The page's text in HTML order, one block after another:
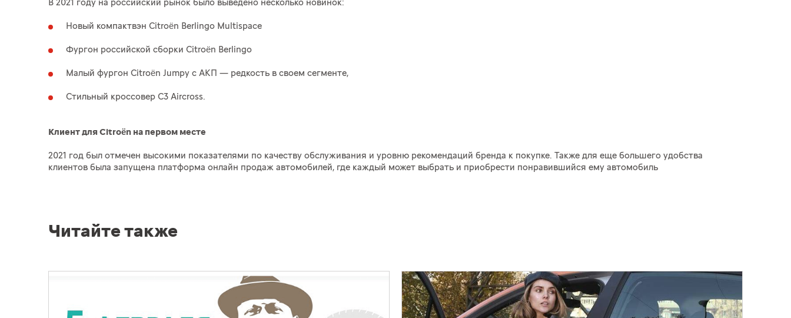
В 2021 году на российский рынок было выведено несколько новинок:
Новый компактвэн Citroën Berlingo Multispace
Фургон российской сборки Citroën Berlingо
Малый фургон Citroën Jumpy с АКП — редкость в своем сегменте,
Стильный кроссовер С3 Aircross.
Клиент для Citroën на первом месте
2021 год был отмечен высокими показателями по качеству обслуживания и уровню рекомендаций бренда к покупке. Также для еще большего удобства
клиентов была запущена платформа онлайн продаж автомобилей, где каждый может выбрать и приобрести понравившийся ему автомобиль
Читайте также